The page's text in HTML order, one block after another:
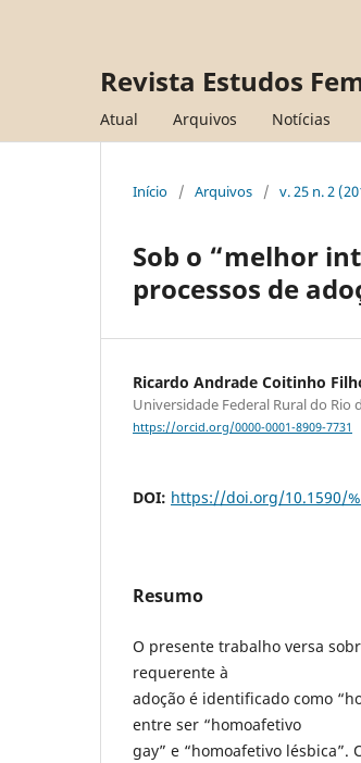
Revista Estudos
Atual Arquivos Notícias
Início / Arquivos / v. 25 n. 2
Sob o “melhor
processos de
Ricardo Andrade Coitinho
Universidade Federal Rural do Rio
https://orcid.org/0000-0001-8909-7731
DOI: https://doi.org/10.1590/
Resumo
O presente trabalho versa
requerente à
adoção é identificado como
entre ser “homoafetivo
gay” e “homoafetivo lésbica”.